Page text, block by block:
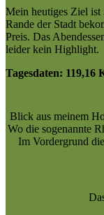
Mein heutiges Ziel ist
Rande der Stadt
Preis. Das
leider kein Highlight.
Tagesdaten: 119,16
Blick aus meinem
Wo die sogenannte
Im Vordergrund